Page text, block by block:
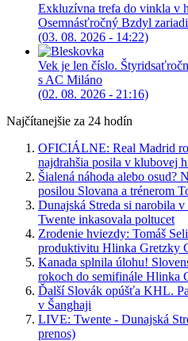
Exkluzívna trefa do vinkla v
Osemnásťročný Bzdyl
(03. 08. 2026 - 14:22)
Vek je len číslo.
s AC Miláno
(02. 08. 2026 - 21:16)
Najčítanejšie za 24 hodín
OFICIÁLNE: Real Madrid
najdrahšia posila v klubovej
Šialená náhoda alebo osud?
posilou Slovana a trénerom
Dunajská Streda si narobila
Twente inkasovala poltucet
Zrodenie hviezdy: Tomáš
produktivitu Hlinka Gretzky
Kanada splnila úlohu!
rokoch do semifinále Hlinka
Ďalší Slovák opúšťa KHL.
v Šanghaji
LIVE: Twente - Dunajská
prenos)